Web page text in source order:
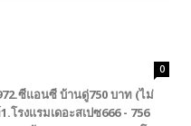
0
ซีแอนซี บ้านดู่750 บาท (ไม่
รงแรมเดอะสเปซ666 - 756